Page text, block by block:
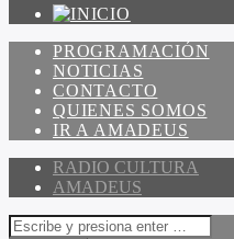
PROGRAMACIÓN
NOTICIAS
CONTACTO
QUIENES SOMOS
IR A AMADEUS
RADIO CULTURA
AMADEUS